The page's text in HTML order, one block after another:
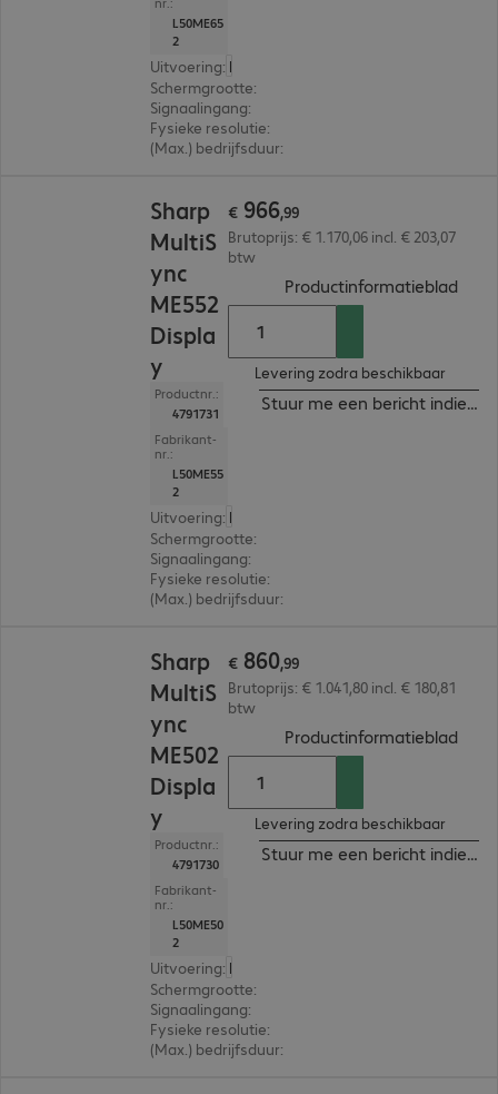
L50ME65
2
Uitvoering: Europa
Schermgrootte:
Signaalingang:
Fysieke resolutie:
(Max.) bedrijfsduur:
Sharp
MultiS
ync
ME552
Displa
y
Productnr.:
4791731
Fabrikant-
nr.:
L50ME55
2
Uitvoering: Europa
Schermgrootte:
Signaalingang:
Fysieke resolutie:
(Max.) bedrijfsduur:
€ 966,99
Brutoprijs: € 1.170,06 incl. € 203,07
btw
Productinformatieblad
Levering zodra beschikbaar
Stuur me een bericht indien
Sharp
MultiS
ync
ME502
Displa
y
Productnr.:
4791730
Fabrikant-
nr.:
L50ME50
2
Uitvoering: Europa
Schermgrootte:
Signaalingang:
Fysieke resolutie:
(Max.) bedrijfsduur:
€ 860,99
Brutoprijs: € 1.041,80 incl. € 180,81
btw
Productinformatieblad
Levering zodra beschikbaar
Stuur me een bericht indien